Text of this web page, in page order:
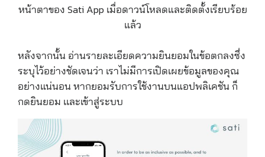
หน้าตาของ Sati App เมื่อดาวน์โหลดและติดตั้งเรียบร้อย
แล้ว
หลังจากนั้น อ่านรายละเอียดความยินยอมในข้อตกลงซึ่ง
ระบุไว้อย่างชัดเจนว่า เราไม่มีการเปิดเผยข้อมูลของคุณ
อย่างแน่นอน หากยอมรับการใช้งานบนแอปพลิเคชัน ก็
กดยินยอม เเละเข้าสู่ระบบ